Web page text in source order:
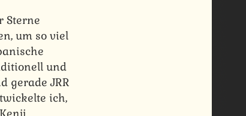
Sterne
um so viel
und
gerade JRR
ich,